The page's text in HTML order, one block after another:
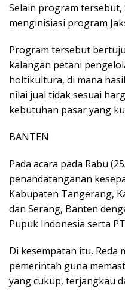
Selain program tersebut,
menginisiasi program
Program tersebut
kalangan petani
holtikultura, di mana
nilai jual tidak sesuai
kebutuhan pasar yang
BANTEN
Pada acara pada Rabu
penandatanganan
Kabupaten Tangerang,
dan Serang, Banten
Pupuk Indonesia serta
Di kesempatan itu, Reda
pemerintah guna
yang cukup, terjangkau